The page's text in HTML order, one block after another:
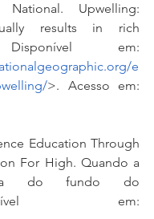
National. Upwelling:
results in rich
Disponível em:
e
>. Acesso em:
Education Through
For High. Quando a
do fundo do
em: